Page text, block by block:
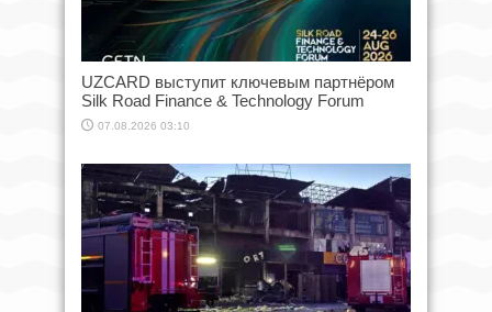
UZCARD выступит ключевым партнёром
Silk Road Finance & Technology Forum
07.08.2026 03:10